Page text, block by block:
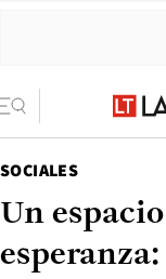
SOCIALES
Un